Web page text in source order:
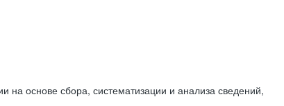
основе сбора, систематизации и анализа сведений,